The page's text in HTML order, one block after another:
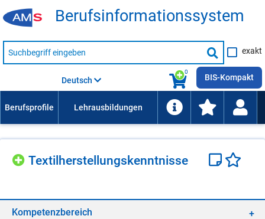
Be­rufs­in­for­ma­ti­ons­sys­tem
Suche
nach
Suche
starten
exakt
0
Deutsch BIS-Kompakt
Tex­til­her­stel­lungs­kennt­nis­se
Kom­pe­tenz­be­reich